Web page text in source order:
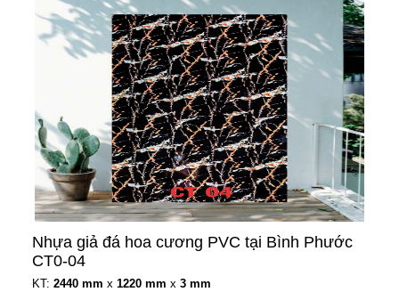
Nhựa giả đá hoa cương PVC tại Bình Phước
CT0-04
KT: 2440 mm x 1220 mm x 3 mm